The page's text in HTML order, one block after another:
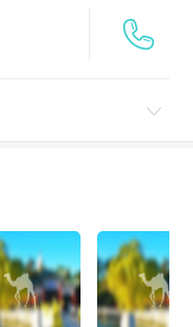

